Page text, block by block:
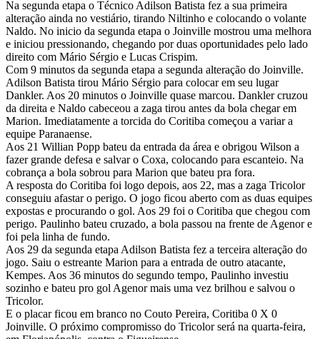
Na segunda etapa o Técnico Adilson Batista fez a sua primeira
alteração ainda no vestiário, tirando Niltinho e colocando o volante
Naldo. No inicio da segunda etapa o Joinville mostrou uma melhora
e iniciou pressionando, chegando por duas oportunidades pelo lado
direito com Mário Sérgio e Lucas Crispim.
Com 9 minutos da segunda etapa a segunda alteração do Joinville.
Adilson Batista tirou Mário Sérgio para colocar em seu lugar
Dankler. Aos 20 minutos o Joinville quase marcou. Dankler cruzou
da direita e Naldo cabeceou a zaga tirou antes da bola chegar em
Marion. Imediatamente a torcida do Coritiba começou a variar a
equipe Paranaense.
Aos 21 Willian Popp bateu da entrada da área e obrigou Wilson a
fazer grande defesa e salvar o Coxa, colocando para escanteio. Na
cobrança a bola sobrou para Marion que bateu pra fora.
A resposta do Coritiba foi logo depois, aos 22, mas a zaga Tricolor
conseguiu afastar o perigo. O jogo ficou aberto com as duas equipes
expostas e procurando o gol. Aos 29 foi o Coritiba que chegou com
perigo. Paulinho bateu cruzado, a bola passou na frente de Agenor e
foi pela linha de fundo.
Aos 29 da segunda etapa Adilson Batista fez a terceira alteração do
jogo. Saiu o estreante Marion para a entrada de outro atacante,
Kempes. Aos 36 minutos do segundo tempo, Paulinho investiu
sozinho e bateu pro gol Agenor mais uma vez brilhou e salvou o
Tricolor.
E o placar ficou em branco no Couto Pereira, Coritiba 0 X 0
Joinville. O próximo compromisso do Tricolor será na quarta-feira,